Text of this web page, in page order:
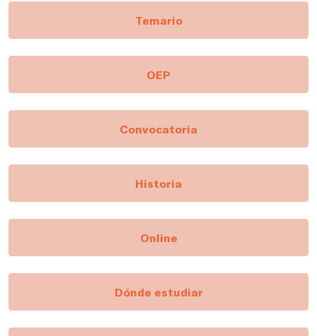
Temario
OEP
Convocatoria
Historia
Online
Dónde estudiar